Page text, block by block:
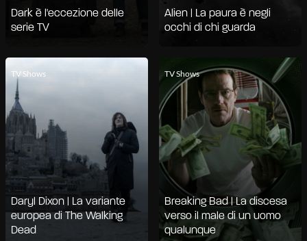
Dark è l'eccezione delle
serie TV
Alien | La paura è negli
occhi di chi guarda
TV Shows
Daryl Dixon | La variante
europea di The Walking
Dead
TV Shows
Breaking Bad | La discesa
verso il male di un uomo
qualunque